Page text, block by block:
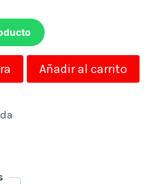
Añadir al carrito